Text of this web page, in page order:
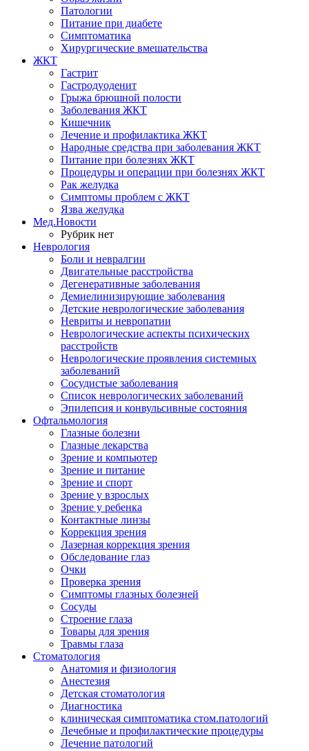
Патологии
Питание при диабете
Симптоматика
Хирургические вмешательства
ЖКТ
Гастрит
Гастродуоденит
Грыжа брюшной полости
Заболевания ЖКТ
Кишечник
Лечение и профилактика ЖКТ
Народные средства при заболевания ЖКТ
Питание при болезнях ЖКТ
Процедуры и операции при болезнях ЖКТ
Рак желудка
Симптомы проблем с ЖКТ
Язва желудка
Мед.Новости
Рубрик нет
Неврология
Боли и невралгии
Двигательные расстройства
Дегенеративные заболевания
Демиелинизирующие заболевания
Детские неврологические заболевания
Невриты и невропатии
Неврологические аспекты психических
расстройств
Неврологические проявления системных
заболеваний
Сосудистые заболевания
Список неврологических заболеваний
Эпилепсия и конвульсивные состояния
Офтальмология
Глазные болезни
Глазные лекарства
Зрение и компьютер
Зрение и питание
Зрение и спорт
Зрение у взрослых
Зрение у ребенка
Контактные линзы
Коррекция зрения
Лазерная коррекция зрения
Обследование глаз
Очки
Проверка зрения
Симптомы глазных болезней
Сосуды
Строение глаза
Товары для зрения
Травмы глаза
Стоматология
Анатомия и физиология
Анестезия
Детская стоматология
Диагностика
клиническая симптоматика стом.патологий
Лечебные и профилактические процедуры
Лечение патологий